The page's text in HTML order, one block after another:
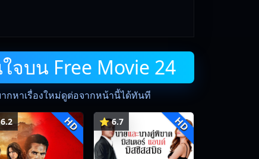
บน Free Movie 24
ากหาเรื่องใหม่ดูต่อจากหน้านี้ได้ทันที
HD ⭐ 6.7 HD